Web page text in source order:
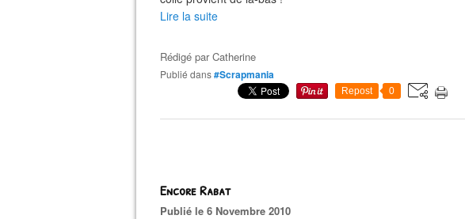
Lire la suite
Rédigé parCatherine
Publié dans#Scrapmania
Repost 0
Encore Rabat
Publié le 6 Novembre 2010